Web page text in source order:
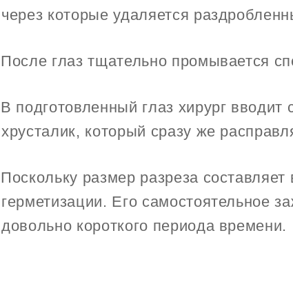
через которые удаляется
После глаз тщательно промывается
В подготовленный глаз хирург вводит
хрусталик, который сразу же
Поскольку размер разреза
герметизации. Его самостоятельное
довольно короткого периода времени.